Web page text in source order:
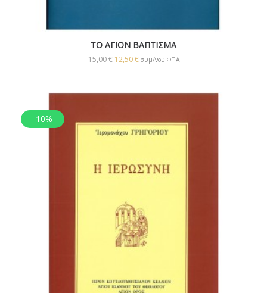
ΤΟ ΑΓΙΟΝ ΒΑΠΤΙΣΜΑ
15,00€ 12,50€ συμ/νου ΦΠΑ
-10%